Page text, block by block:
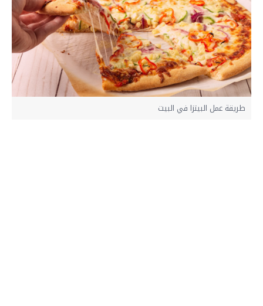
طريقة عمل البيتزا في البيت